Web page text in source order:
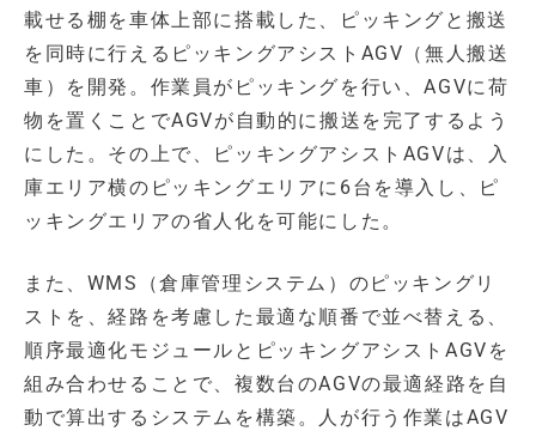
載せる棚を車体上部に搭載した、ピッキングと搬送
を同時に行えるピッキングアシストAGV（無人搬送
車）を開発。作業員がピッキングを行い、AGVに荷
物を置くことでAGVが自動的に搬送を完了するよう
にした。その上で、ピッキングアシストAGVは、入
庫エリア横のピッキングエリアに6台を導入し、ピ
ッキングエリアの省人化を可能にした。
また、WMS（倉庫管理システム）のピッキングリ
ストを、経路を考慮した最適な順番で並べ替える、
順序最適化モジュールとピッキングアシストAGVを
組み合わせることで、複数台のAGVの最適経路を自
動で算出するシステムを構築。人が行う作業はAGV